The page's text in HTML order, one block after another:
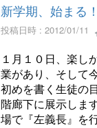
新学期、始まる！
投稿日時 : 2012/01/11
１月１０日、楽し
業があり、そして
初めを書く生徒の
階廊下に展示しま
場で『左義長』を